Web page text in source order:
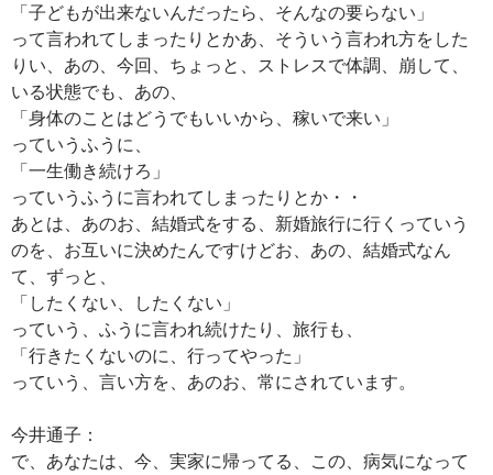
「子どもが出来ないんだったら、そんなの要らない」
って言われてしまったりとかあ、そういう言われ方をした
りい、あの、今回、ちょっと、ストレスで体調、崩して、
いる状態でも、あの、
「身体のことはどうでもいいから、稼いで来い」
っていうふうに、
「一生働き続けろ」
っていうふうに言われてしまったりとか・・
あとは、あのお、結婚式をする、新婚旅行に行くっていう
のを、お互いに決めたんですけどお、あの、結婚式なん
て、ずっと、
「したくない、したくない」
っていう、ふうに言われ続けたり、旅行も、
「行きたくないのに、行ってやった」
っていう、言い方を、あのお、常にされています。
今井通子：
で、あなたは、今、実家に帰ってる、この、病気になって